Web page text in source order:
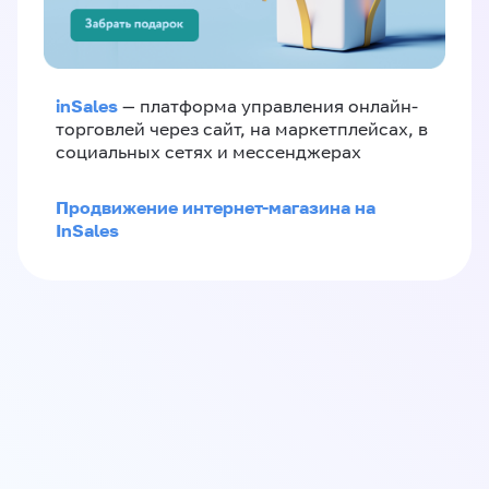
inSales — платформа управления онлайн-
торговлей через сайт, на маркетплейсах, в
социальных сетях и мессенджерах
Продвижение интернет-магазина на
InSales